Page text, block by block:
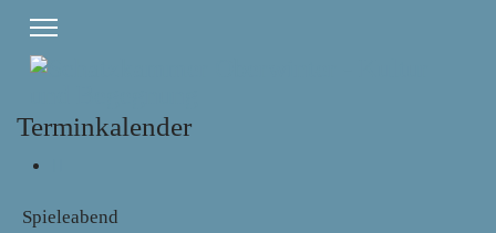
Terminkalender
Spieleabend